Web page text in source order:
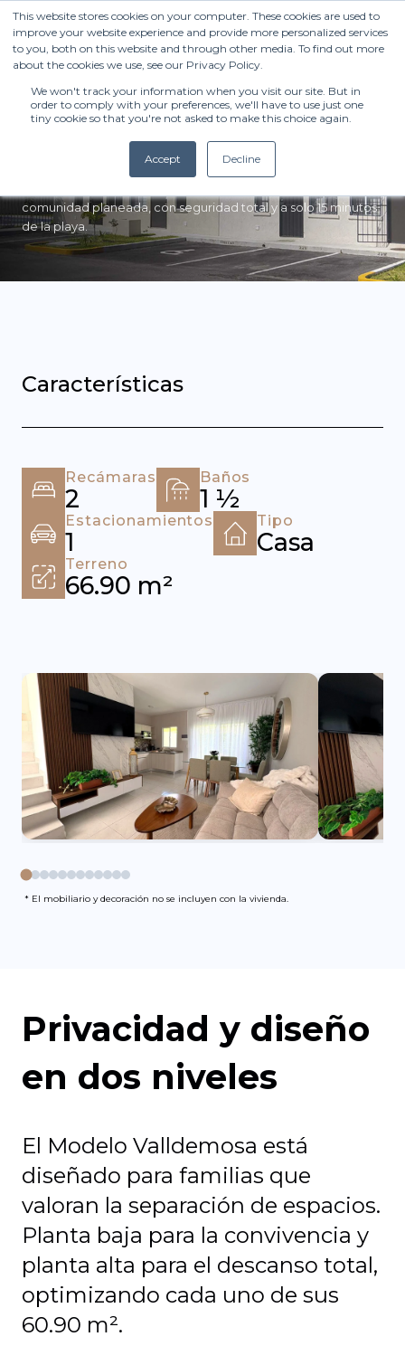
This website stores cookies on your computer. These cookies are used to
improve your website experience and provide more personalized services
to you, both on this website and through other media. To find out more
about the cookies we use, see our Privacy Policy.
We won't track your information when you visit our site. But in
order to comply with your preferences, we'll have to use just one
tiny cookie so that you're not asked to make this choice again.
Accept Decline
¡Llámanos ahora! Tel: 984 110 5050
CASAS Show
DEPARTAMENTOS
Modelo Valldemosa
Tu casa en el Caribe
con privacidad y
calidad de vida.
Disfruta de la independencia que solo una casa de dos
comunidad planeada, con seguridad total y a solo 15 minutos
de la playa.
Características
Recámaras
2
Baños
1 ½
Estacionamientos
1
Tipo
Casa
Terreno
66.90 m²
* El mobiliario y decoración no se incluyen con la vivienda.
Privacidad y diseño
en dos niveles
El Modelo Valldemosa está
diseñado para familias que
valoran la separación de espacios.
Planta baja para la convivencia y
planta alta para el descanso total,
optimizando cada uno de sus
60.90 m².